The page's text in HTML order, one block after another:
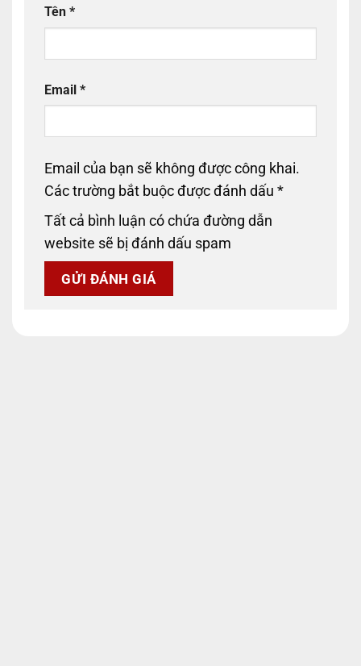
Tên *
Email *
Email của bạn sẽ không được công khai.
Các trường bắt buộc được đánh dấu *
Tất cả bình luận có chứa đường dẫn
website sẽ bị đánh dấu spam